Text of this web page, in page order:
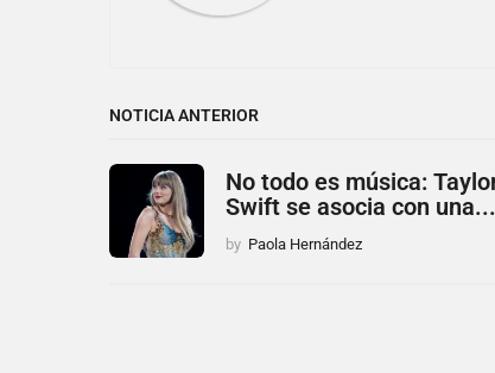
NOTICIA ANTERIOR
No todo es música:
Swift se asocia con una...
by Paola Hernández